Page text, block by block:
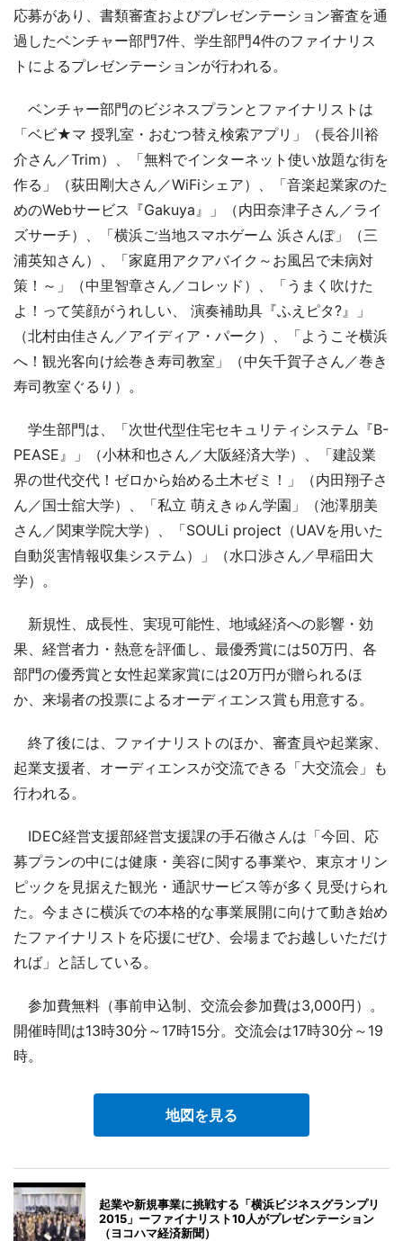
応募があり、書類審査およびプレゼンテーション審査を通
過したベンチャー部門7件、学生部門4件のファイナリス
トによるプレゼンテーションが行われる。
ベンチャー部門のビジネスプランとファイナリストは
「ベビ★マ 授乳室・おむつ替え検索アプリ」（長谷川裕
介さん／Trim）、「無料でインターネット使い放題な街を
作る」（荻田剛大さん／WiFiシェア）、「音楽起業家のた
めのWebサービス『Gakuya』」（内田奈津子さん／ライ
ズサーチ）、「横浜ご当地スマホゲーム 浜さんぽ」（三
浦英知さん）、「家庭用アクアバイク～お風呂で未病対
策！～」（中里智章さん／コレッド）、「うまく吹けた
よ！って笑顔がうれしい、 演奏補助具『ふえピタ?』」
（北村由佳さん／アイディア・パーク）、「ようこそ横浜
へ！観光客向け絵巻き寿司教室」（中矢千賀子さん／巻き
寿司教室ぐるり）。
学生部門は、「次世代型住宅セキュリティシステム『B-
PEASE』」（小林和也さん／大阪経済大学）、「建設業
界の世代交代！ゼロから始める土木ゼミ！」（内田翔子さ
ん／国士舘大学）、「私立 萌えきゅん学園」（池澤朋美
さん／関東学院大学）、「SOULi project（UAVを用いた
自動災害情報収集システム）」（水口渉さん／早稲田大
学）。
新規性、成長性、実現可能性、地域経済への影響・効
果、経営者力・熱意を評価し、最優秀賞には50万円、各
部門の優秀賞と女性起業家賞には20万円が贈られるほ
か、来場者の投票によるオーディエンス賞も用意する。
終了後には、ファイナリストのほか、審査員や起業家、
起業支援者、オーディエンスが交流できる「大交流会」も
行われる。
IDEC経営支援部経営支援課の手石徹さんは「今回、応
募プランの中には健康・美容に関する事業や、東京オリン
ピックを見据えた観光・通訳サービス等が多く見受けられ
た。今まさに横浜での本格的な事業展開に向けて動き始め
たファイナリストを応援にぜひ、会場までお越しいただけ
れば」と話している。
参加費無料（事前申込制、交流会参加費は3,000円）。
開催時間は13時30分～17時15分。交流会は17時30分～19
時。
地図を見る
起業や新規事業に挑戦する「横浜ビジネスグランプリ
2015」ーファイナリスト10人がプレゼンテーション
（ヨコハマ経済新聞）